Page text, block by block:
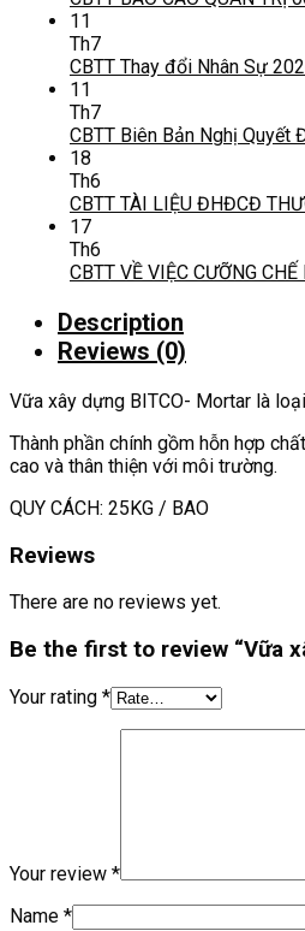
11
Th7
CBTT Thay đổi Nhân Sự
11
Th7
CBTT Biên Bản Nghị Quyết
18
Th6
CBTT TÀI LIỆU ĐHĐCĐ
17
Th6
CBTT VỀ VIỆC CƯỠNG
Description
Reviews (0)
Vữa xây dựng BITCO- Mortar là
Thành phần chính gồm hỗn hợp
cao và thân thiện với môi trường.
QUY CÁCH: 25KG / BAO
Reviews
There are no reviews yet.
Be the first to review “Vữa
Your rating *
Your review *
Name *